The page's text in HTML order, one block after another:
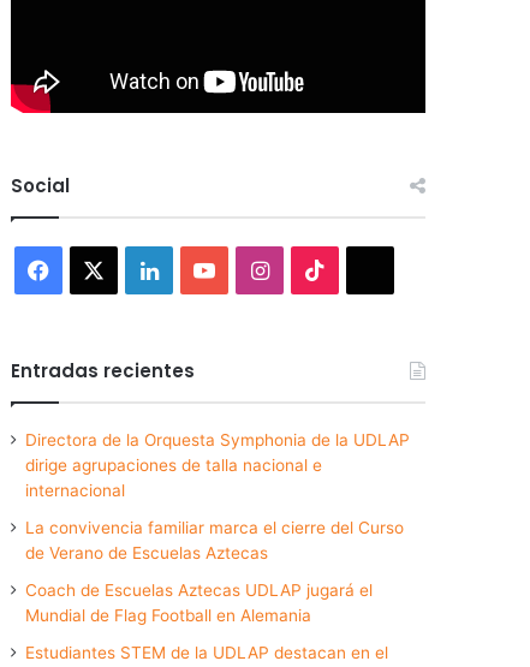
Social
Facebook LinkedInYouTubeInstagram
Entradas recientes
Directora de la Orquesta Symphonia de la UDLAP
dirige agrupaciones de talla nacional e
internacional
La convivencia familiar marca el cierre del Curso
de Verano de Escuelas Aztecas
Coach de Escuelas Aztecas UDLAP jugará el
Mundial de Flag Football en Alemania
Estudiantes STEM de la UDLAP destacan en el